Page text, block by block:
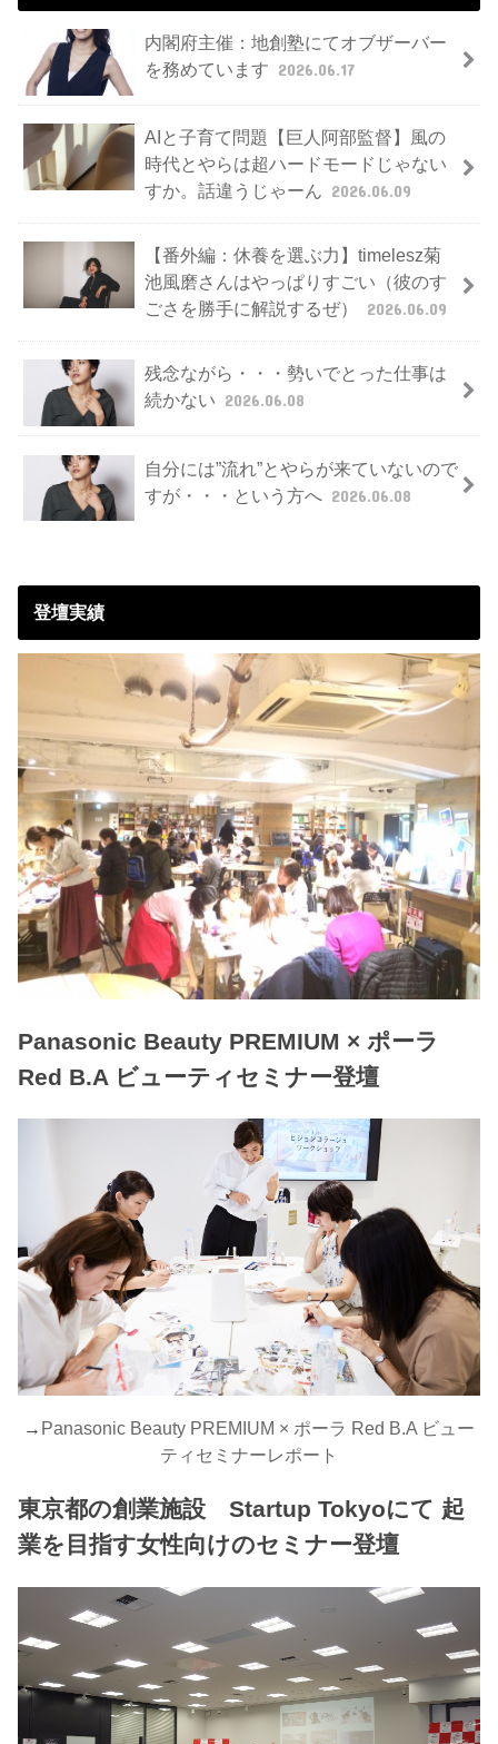
内閣府主催：地創塾にてオブザーバー
を務めています 2026.06.17
AIと子育て問題【巨人阿部監督】風の
時代とやらは超ハードモードじゃない
すか。話違うじゃーん 2026.06.09
【番外編：休養を選ぶ力】timelesz菊
池風磨さんはやっぱりすごい（彼のす
ごさを勝手に解説するぜ）
2026.06.09
残念ながら・・・勢いでとった仕事は
続かない 2026.06.08
自分には”流れ”とやらが来ていないので
すが・・・という方へ 2026.06.08
登壇実績
Panasonic Beauty PREMIUM × ポーラ
Red B.A ビューティセミナー登壇
→ Panasonic Beauty PREMIUM × ポーラ Red B.A ビュー
ティセミナーレポート
東京都の創業施設 Startup Tokyoにて 起
業を目指す女性向けのセミナー登壇